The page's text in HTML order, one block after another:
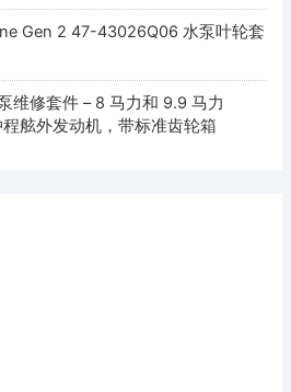
Gen 2 47-43026Q06 水泵叶轮套
维修套件 – 8 马力和 9.9 马力
舷外发动机，带标准齿轮箱